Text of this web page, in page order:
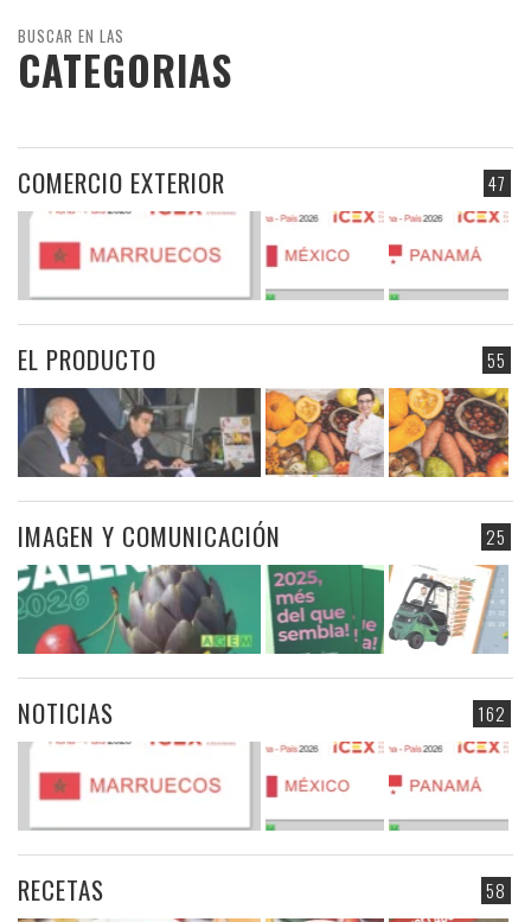
BUSCAR EN LAS
CATEGORIAS
47
COMERCIO EXTERIOR
55
EL PRODUCTO
25
IMAGEN Y COMUNICACIÓN
162
NOTICIAS
58
RECETAS